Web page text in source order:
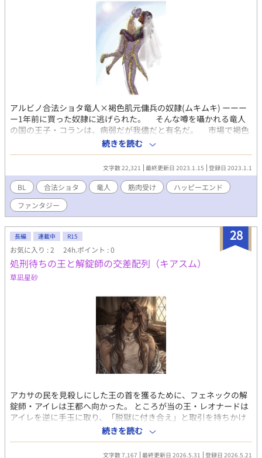
アルビノ合法ショタ竜人×褐色肌元傭兵の奴隷(ムキムキ) ーーー
ー1年前に買った奴隷に逃げられた。 そんな噂を囁かれる竜人
の国の王子・コランは、病弱だが我儘だと有名だ。 市場で褐色
の肌とサファイアブルーの眼を持つ元傭兵の人間・イアランを買
ったものの、言葉が通じず人間の扱い方もわからない。 しかし
2人はゆっくりと穏やかに心を重ねていく。 万霊節に王宮に招待
された2人はある事件に巻き込まれて・・・？！ 竜人の国で繰り
広げられる、ケルトチックなファンタジーBL 風巻ユウ様主催の
「年下攻めアンソロジー」に寄稿した作品です。
続きを読む
文字数 22,321 最終更新日 2023.1.15 登録日 2023.1.1
BL 合法ショタ 竜人 筋肉受け
ハッピーエンド
ファンタジー
28
長編 連載中 R15
お気に入り : 2 24h.ポイント : 0
処刑待ちの王と解錠師の交差配列（キアスム）
草凪星砂
アカサの民を見殺しにした王の首を獲るために、フェネックの解
錠師・アイレは王都へ向かった。 ところが当の王・レオナードは
アイレを逆に手玉に取り、「脱獄に付き合え」と取引を持ちかけ
てくる。 規格外の魔法の腕と、感情を封じた無頓着さと、ときお
り零れる幼さを持つこの男の首を獲るかどうかは、視察が終わっ
てから決める——そう決めたアイレは、国を蝕む問題を追いなが
続きを読む
文字数 7,167 最終更新日 2026.5.31 登録日 2026.5.21